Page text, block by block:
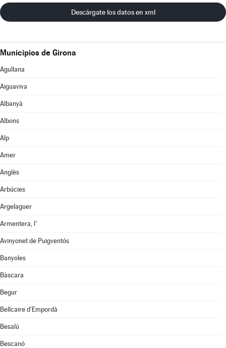
Descárgate los datos en xml
Municipios de Girona
Agullana
Aiguaviva
Albanyà
Albons
Alp
Amer
Anglès
Arbúcies
Argelaguer
Armentera, l'
Avinyonet de Puigventós
Banyoles
Bàscara
Begur
Bellcaire d'Empordà
Besalú
Bescanó